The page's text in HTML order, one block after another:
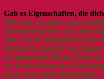
Gab es Eigenschaften, die
Nein. Da ich mich vorher
auseinandergesetzt und
habe, hat der Bodeguero mich
überrascht, sondern von
mit einem Jack Russel Terrier
der Handhabung bzw
sowie mehr menschenbezogen.